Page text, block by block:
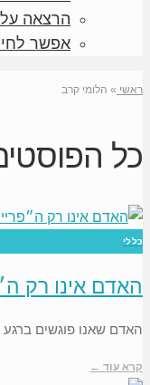
הרצאה על
אפשר
ראשי » הלומי קרב
כל
כללי
האדם אינו רק
האדם שאנו פוגשים
קרא עוד ←